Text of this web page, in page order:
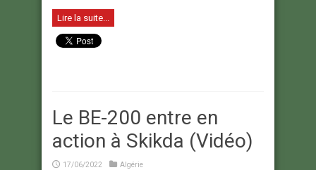
Lire la suite...
Le BE-200 entre en
action à Skikda (Vidéo)
17/06/2022 Algérie